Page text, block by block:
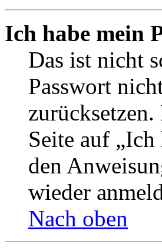
Ich habe mein
Das ist nicht
Passwort
Seite auf
den
wieder
Nach oben